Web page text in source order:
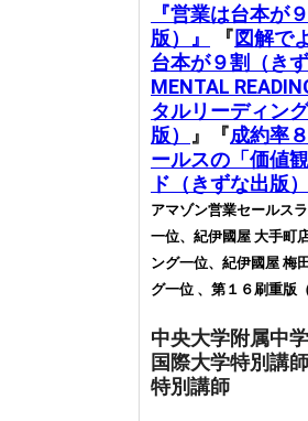
『営業は台本が
版）』
『図解で
台本が９割（きず
MENTAL
タルリーディン
版）
』『成約率
ールスの「価値
ド（きずな出版）
アマゾン営業セールス
一位、紀伊國屋 大手町
ング一位、紀伊國屋 梅
グ一位 、第１６刷重版
中央大学附属中
国際大学特別講
特別講師